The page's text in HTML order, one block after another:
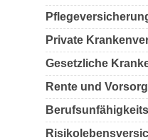
Private
Gesetzliche
Rente und